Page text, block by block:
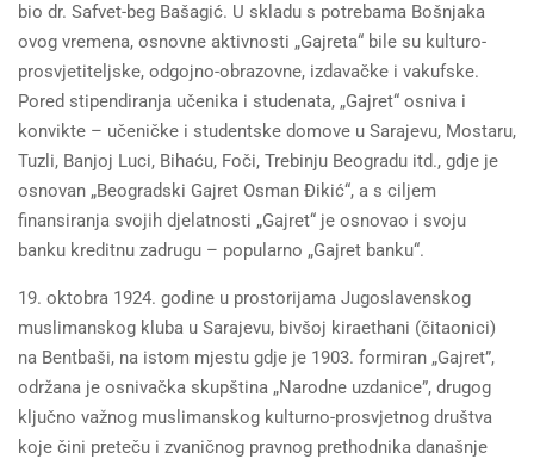
bio dr. Safvet-beg Bašagić. U skladu s potrebama Bošnjaka
ovog vremena, osnovne aktivnosti „Gajreta“ bile su kulturo-
prosvjetiteljske, odgojno-obrazovne, izdavačke i vakufske.
Pored stipendiranja učenika i studenata, „Gajret“ osniva i
konvikte – učeničke i studentske domove u Sarajevu, Mostaru,
Tuzli, Banjoj Luci, Bihaću, Foči, Trebinju Beogradu itd., gdje je
osnovan „Beogradski Gajret Osman Đikić“, a s ciljem
finansiranja svojih djelatnosti „Gajret“ je osnovao i svoju
banku kreditnu zadrugu – popularno „Gajret banku“.
19. oktobra 1924. godine u prostorijama Jugoslavenskog
muslimanskog kluba u Sarajevu, bivšoj kiraethani (čitaonici)
na Bentbaši, na istom mjestu gdje je 1903. formiran „Gajret”,
održana je osnivačka skupština „Narodne uzdanice”, drugog
ključno važnog muslimanskog kulturno-prosvjetnog društva
koje čini preteču i zvaničnog pravnog prethodnika današnje